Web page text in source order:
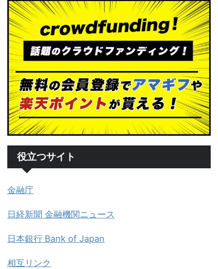
役立つサイト
金融庁
日経新聞 金融機関ニュース
日本銀行 Bank of Japan
相互リンク